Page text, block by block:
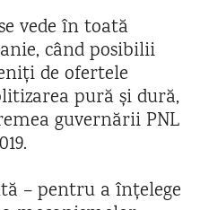
vede în toată
când posibilii
de ofertele
pură și dură,
guvernării PNL
– pentru a înțelege